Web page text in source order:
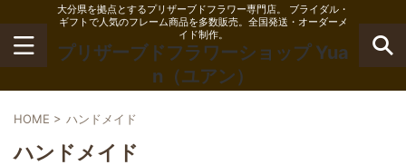
大分県を拠点とするプリザーブドフラワー専門店。 ブライダル・
ギフトで人気のフレーム商品を多数販売。全国発送・オーダーメ
イド制作。
プリザーブドフラワーショップ Yua
n（ユアン）
HOME > ハンドメイド
ハンドメイド